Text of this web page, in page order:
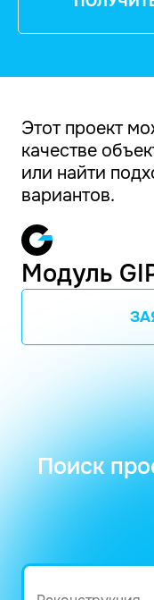
Этот проект
качестве
или найти
вариантов.
Модуль
Поиск